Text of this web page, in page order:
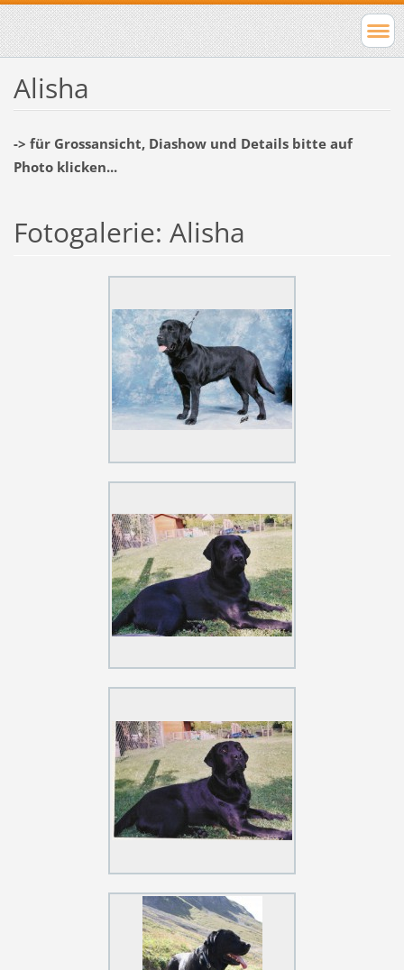
Alisha
-> für Grossansicht, Diashow und Details bitte auf
Photo klicken...
Fotogalerie: Alisha